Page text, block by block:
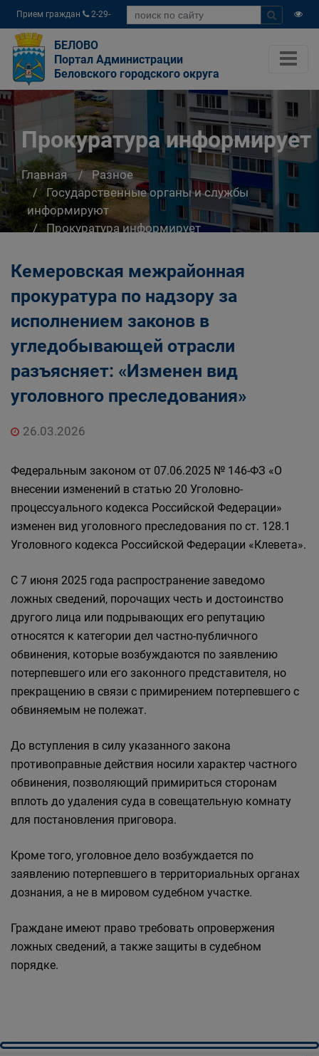
Прием граждан
2-29-
04
БЕЛОВО
Портал Администрации
Беловского городского округа
Прокуратура информирует
Главная
Разное
Государственные органы и службы
информируют
Прокуратура информирует
Кемеровская межрайонная
прокуратура по надзору за
исполнением законов в
угледобывающей отрасли
разъясняет: «Изменен вид
уголовного преследования»
26.03.2026
Федеральным законом от 07.06.2025 № 146-ФЗ «О
внесении изменений в статью 20 Уголовно-
процессуального кодекса Российской Федерации»
изменен вид уголовного преследования по ст. 128.1
Уголовного кодекса Российской Федерации «Клевета».
С 7 июня 2025 года распространение заведомо
ложных сведений, порочащих честь и достоинство
другого лица или подрывающих его репутацию
относятся к категории дел частно-публичного
обвинения, которые возбуждаются по заявлению
потерпевшего или его законного представителя, но
прекращению в связи с примирением потерпевшего с
обвиняемым не полежат.
До вступления в силу указанного закона
противоправные действия носили характер частного
обвинения, позволяющий примириться сторонам
вплоть до удаления суда в совещательную комнату
для постановления приговора.
Кроме того, уголовное дело возбуждается по
заявлению потерпевшего в территориальных органах
дознания, а не в мировом судебном участке.
Граждане имеют право требовать опровержения
ложных сведений, а также защиты в судебном
порядке.